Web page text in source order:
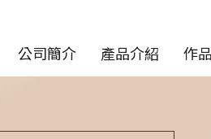
公司簡介 產品介紹 作